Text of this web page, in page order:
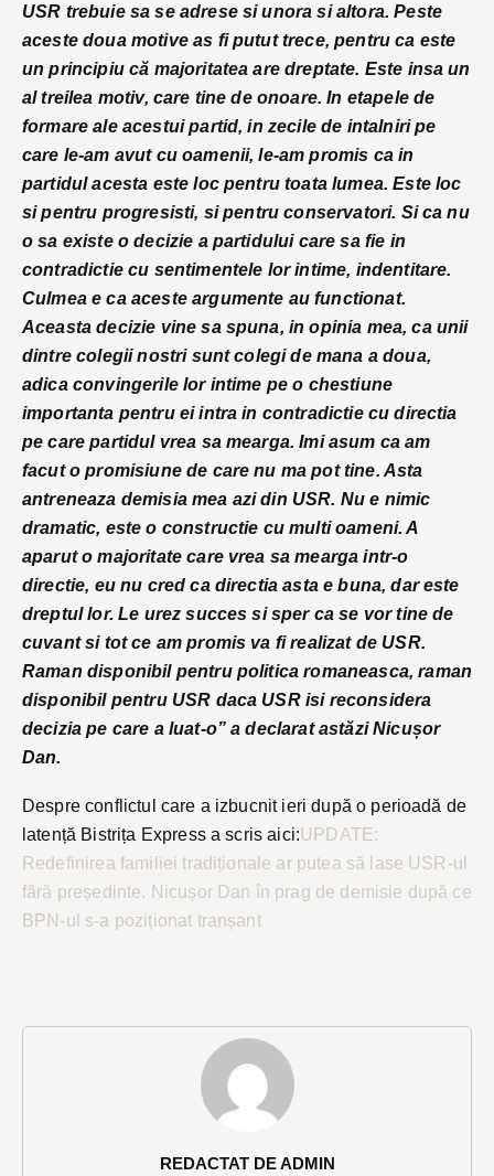
REDACTAT DE ADMIN
USR trebuie sa se adrese si unora si altora. Peste
aceste doua motive as fi putut trece, pentru ca este
un principiu că majoritatea are dreptate. Este insa un
al treilea motiv, care tine de onoare. In etapele de
formare ale acestui partid, in zecile de intalniri pe
care le-am avut cu oamenii, le-am promis ca in
partidul acesta este loc pentru toata lumea. Este loc
si pentru progresisti, si pentru conservatori. Si ca nu
o sa existe o decizie a partidului care sa fie in
contradictie cu sentimentele lor intime, indentitare.
Culmea e ca aceste argumente au functionat.
Aceasta decizie vine sa spuna, in opinia mea, ca unii
dintre colegii nostri sunt colegi de mana a doua,
adica convingerile lor intime pe o chestiune
importanta pentru ei intra in contradictie cu directia
pe care partidul vrea sa mearga. Imi asum ca am
facut o promisiune de care nu ma pot tine. Asta
antreneaza demisia mea azi din USR. Nu e nimic
dramatic, este o constructie cu multi oameni. A
aparut o majoritate care vrea sa mearga intr-o
directie, eu nu cred ca directia asta e buna, dar este
dreptul lor. Le urez succes si sper ca se vor tine de
cuvant si tot ce am promis va fi realizat de USR.
Raman disponibil pentru politica romaneasca, raman
disponibil pentru USR daca USR isi reconsidera
decizia pe care a luat-o” a declarat astăzi Nicușor
Dan.
Despre conflictul care a izbucnit ieri după o perioadă de
latență Bistrița Express a scris aici:UPDATE:
Redefinirea familiei tradiționale ar putea să lase USR-ul
fără președinte. Nicușor Dan în prag de demisie după ce
BPN-ul s-a poziționat tranșant